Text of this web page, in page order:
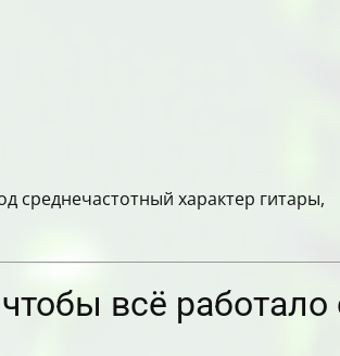
среднечастотный характер гитары,
всё работало